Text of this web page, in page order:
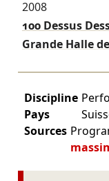
2008
100 Dessus
Grande Halle
Discipline
Pays
Sources